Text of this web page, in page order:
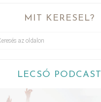
MIT KERESEL?
LECSÓ PODCAST